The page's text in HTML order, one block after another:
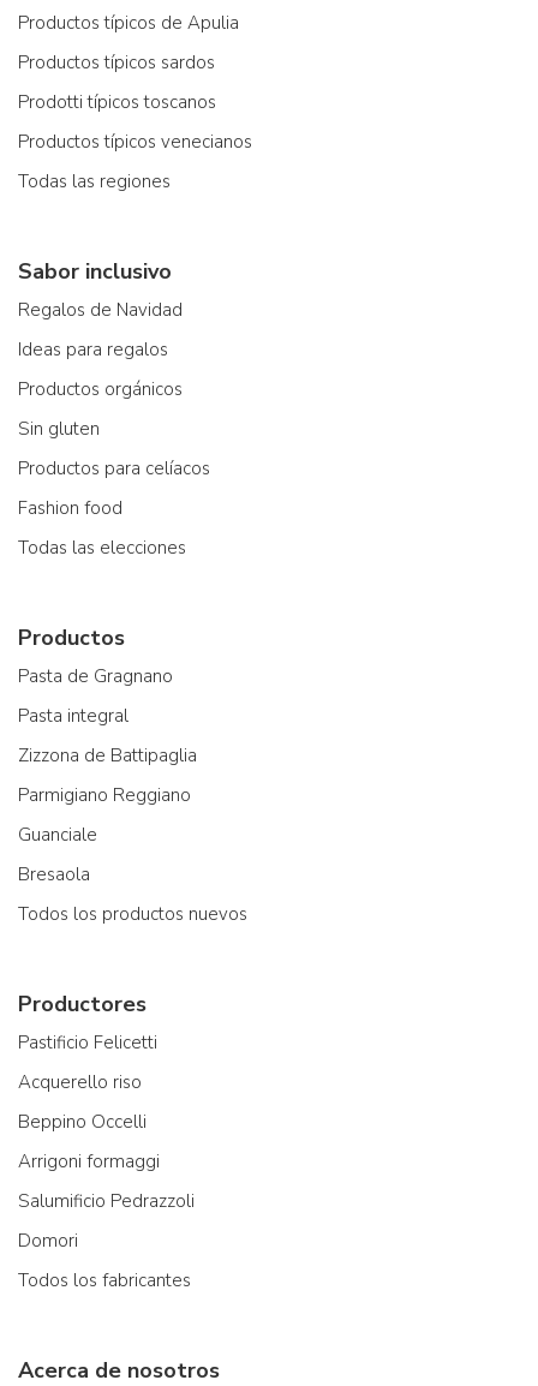
Productos típicos de Apulia
Productos típicos sardos
Prodotti típicos toscanos
Productos típicos venecianos
Todas las regiones
Sabor inclusivo
Regalos de Navidad
Ideas para regalos
Productos orgánicos
Sin gluten
Productos para celíacos
Fashion food
Todas las elecciones
Productos
Pasta de Gragnano
Pasta integral
Zizzona de Battipaglia
Parmigiano Reggiano
Guanciale
Bresaola
Todos los productos nuevos
Productores
Pastificio Felicetti
Acquerello riso
Beppino Occelli
Arrigoni formaggi
Salumificio Pedrazzoli
Domori
Todos los fabricantes
Acerca de nosotros